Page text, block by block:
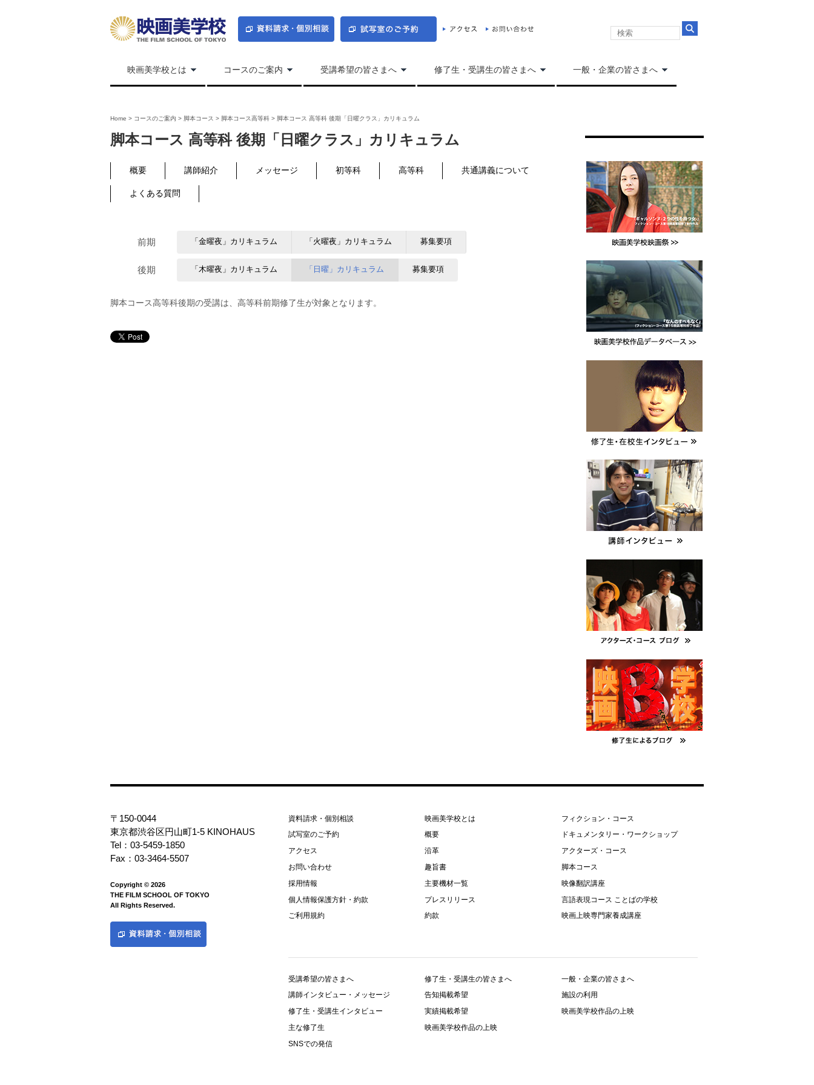
映画美学校とは コースのご案内 受講希望の皆さまへ 修了生・受講生の皆さまへ 一般・企業の皆さまへ
Home > コースのご案内 > 脚本コース > 脚本コース高等科 > 脚本コース 高等科 後期「日曜クラス」カリキュラム
脚本コース 高等科 後期「日曜クラス」カリキュラム
概要 講師紹介 メッセージ 初等科 高等科 共通講義について
よくある質問
前期
後期
「金曜夜」カリキュラム 「火曜夜」カリキュラム 募集要項
「木曜夜」カリキュラム 「日曜」カリキュラム 募集要項
脚本コース高等科後期の受講は、高等科前期修了生が対象となります。
〒150-0044
東京都渋谷区円山町1-5 KINOHAUS
Tel：03-5459-1850
Fax：03-3464-5507
Copyright © 2026
THE FILM SCHOOL OF TOKYO
All Rights Reserved.
資料請求・個別相談
試写室のご予約
アクセス
お問い合わせ
採用情報
個人情報保護方針・約款
ご利用規約
映画美学校とは
概要
沿革
趣旨書
主要機材一覧
プレスリリース
約款
フィクション・コース
ドキュメンタリー・ワークショップ
アクターズ・コース
脚本コース
映像翻訳講座
言語表現コース ことばの学校
映画上映専門家養成講座
受講希望の皆さまへ
講師インタビュー・メッセージ
修了生・受講生インタビュー
主な修了生
SNSでの発信
修了生・受講生の皆さまへ
告知掲載希望
実績掲載希望
映画美学校作品の上映
一般・企業の皆さまへ
施設の利用
映画美学校作品の上映